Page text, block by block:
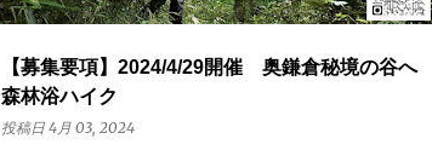
【募集要項】2024/4/29開催 奥鎌倉秘境の谷へ
森林浴ハイク
投稿日 4月 03, 2024